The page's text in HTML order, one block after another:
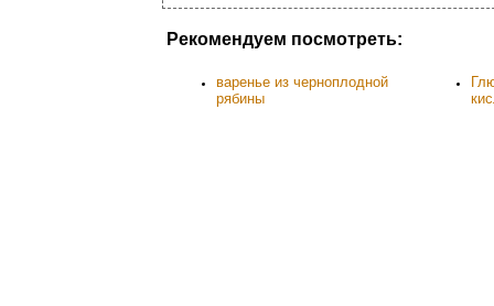
Рекомендуем посмотреть:
варенье из черноплодной
рябины